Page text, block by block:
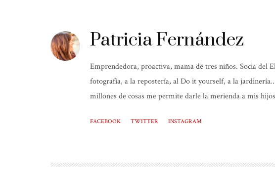
Patricia Fernández
Emprendedora, proactiva, mama de tres niños. Socia del
fotografía, a la repostería, al Do it yourself, a la
millones de cosas me permite darle la merienda a mis
FACEBOOK TWITTER INSTAGRAM